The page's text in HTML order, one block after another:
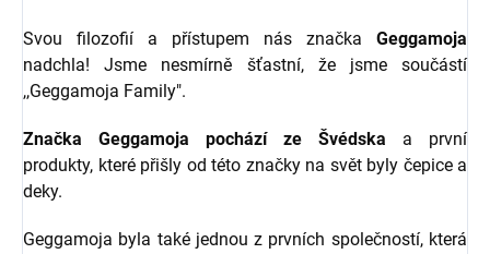
Svou filozofií a přístupem nás značka Geggamoja
nadchla! Jsme nesmírně šťastní, že jsme součástí
,,Geggamoja Family".
Značka Geggamoja pochází ze Švédska a první
produkty, které přišly od této značky na svět byly čepice a
deky.
Geggamoja byla také jednou z prvních společností, která